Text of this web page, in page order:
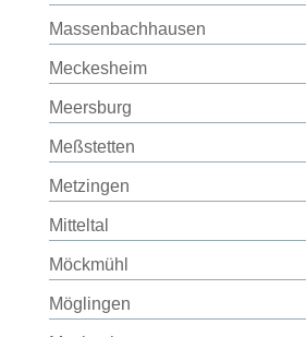
Massenbachhausen
Meckesheim
Meersburg
Meßstetten
Metzingen
Mitteltal
Möckmühl
Möglingen